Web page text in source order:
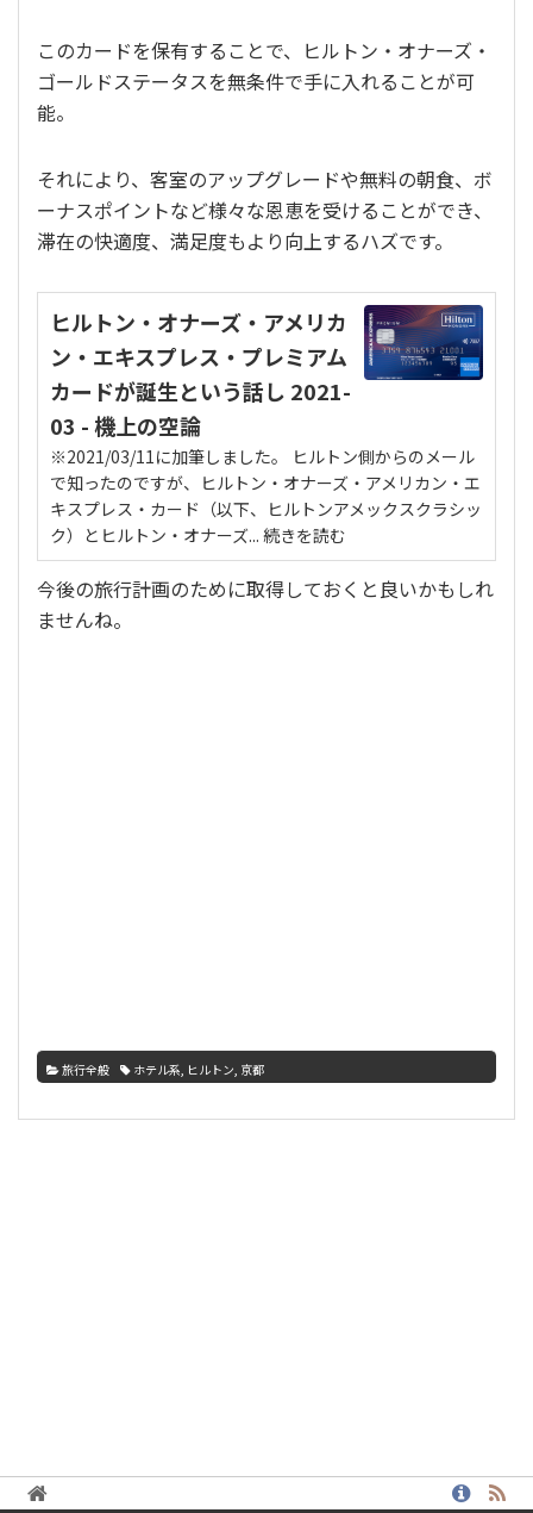
このカードを保有することで、ヒルトン・オナーズ・
ゴールドステータスを無条件で手に入れることが可
能。
それにより、客室のアップグレードや無料の朝食、ボ
ーナスポイントなど様々な恩恵を受けることができ、
滞在の快適度、満足度もより向上するハズです。
今後の旅行計画のために取得しておくと良いかもしれ
ませんね。
旅行全般 ホテル系 ヒルトン 京都